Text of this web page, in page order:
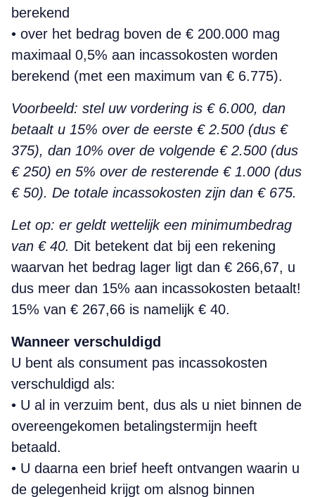
berekend
• over het bedrag boven de € 200.000 mag
maximaal 0,5% aan incassokosten worden
berekend (met een maximum van € 6.775).
Voorbeeld: stel uw vordering is € 6.000, dan
betaalt u 15% over de eerste € 2.500 (dus €
375), dan 10% over de volgende € 2.500 (dus
€ 250) en 5% over de resterende € 1.000 (dus
€ 50). De totale incassokosten zijn dan € 675.
Let op: er geldt wettelijk een minimum­bedrag
van € 40. Dit betekent dat bij een rekening
waarvan het bedrag lager ligt dan € 266,67, u
dus meer dan 15% aan incassokosten betaalt!
15% van € 267,66 is namelijk € 40.
Wanneer verschuldigd
U bent als consument pas incassokosten
verschuldigd als:
• U al in verzuim bent, dus als u niet binnen de
overeengekomen betalings­termijn heeft
betaald.
• U daarna een brief heeft ontvangen waarin u
de gelegenheid krijgt om alsnog binnen